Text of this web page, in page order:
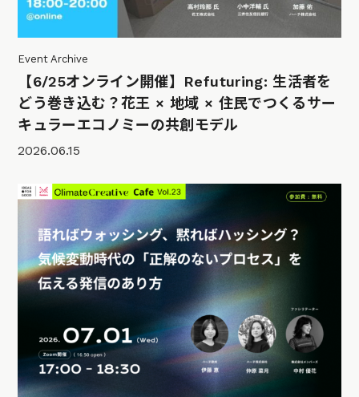
Event Archive
【6/25オンライン開催】Refuturing: 生活者を
どう巻き込む？花王 × 地域 × 住民でつくるサー
キュラーエコノミーの共創モデル
2026.06.15